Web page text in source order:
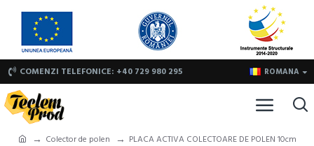
COMENZI TELEFONICE: +40 729 980 295 ROMANA
Colector de polen PLACA ACTIVA COLECTOARE DE POLEN 10cm